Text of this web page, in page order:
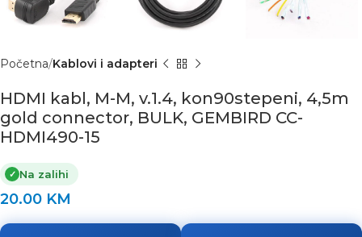
Početna Kablovi i adapteri
HDMI kabl, M-M, v.1.4, kon90stepeni, 4,5m
gold connector, BULK, GEMBIRD CC-
HDMI490-15
✓ Na zalihi
20.00 KM